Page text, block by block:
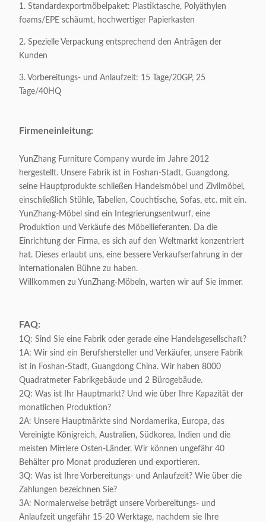
Produkt-Größe: Als Probe
Bruttomasse: Als Probe
Verpacken:
Verpackendes
Volumen:
0,2 CBM/1carton
Appliable: Erwachsene
Kundengerecht:
1. Standardexportmöbelpaket: Plastiktasche, Polyäthylen
foams/EPE schäumt, hochwertiger Papierkasten
2. Spezielle Verpackung entsprechend den Anträgen der
Kunden
3. Vorbereitungs- und Anlaufzeit: 15 Tage/20GP, 25
Tage/40HQ
Firmeneinleitung:
YunZhang Furniture Company wurde im Jahre 2012
hergestellt. Unsere Fabrik ist in Foshan-Stadt, Guangdong.
seine Hauptprodukte schließen Handelsmöbel und Zivilmöbel,
einschließlich Stühle, Tabellen, Couchtische, Sofas, etc. mit ein.
YunZhang-Möbel sind ein Integrierungsentwurf, eine
Produktion und Verkäufe des Möbellieferanten. Da die
Einrichtung der Firma, es sich auf den Weltmarkt konzentriert
hat. Dieses erlaubt uns, eine bessere Verkaufserfahrung in der
internationalen Bühne zu haben.
Willkommen zu YunZhang-Möbeln, warten wir auf Sie immer.
FAQ:
1Q: Sind Sie eine Fabrik oder gerade eine Handelsgesellschaft?
1A: Wir sind ein Berufshersteller und Verkäufer, unsere Fabrik
ist in Foshan-Stadt, Guangdong China. Wir haben 8000
Quadratmeter Fabrikgebäude und 2 Bürogebäude.
2Q: Was ist Ihr Hauptmarkt? Und wie über Ihre Kapazität der
monatlichen Produktion?
2A: Unsere Hauptmärkte sind Nordamerika, Europa, das
Vereinigte Königreich, Australien, Südkorea, Indien und die
meisten Mittlere Osten-Länder. Wir können ungefähr 40
Behälter pro Monat produzieren und exportieren.
3Q: Was ist Ihre Vorbereitungs- und Anlaufzeit? Wie über die
Zahlungen bezeichnen Sie?
3A: Normalerweise beträgt unsere Vorbereitungs- und
Anlaufzeit ungefähr 15-20 Werktage, nachdem sie Ihre